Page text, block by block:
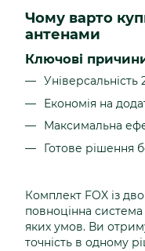
Чому варто
антенами
Ключові
Універсальність
Економія на
Максимальна
Готове рішення
Комплект FOX із
повноцінна
яких умов. Ви
точність в одному